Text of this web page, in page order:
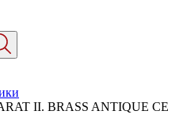
II. BRASS ANTIQUE CE